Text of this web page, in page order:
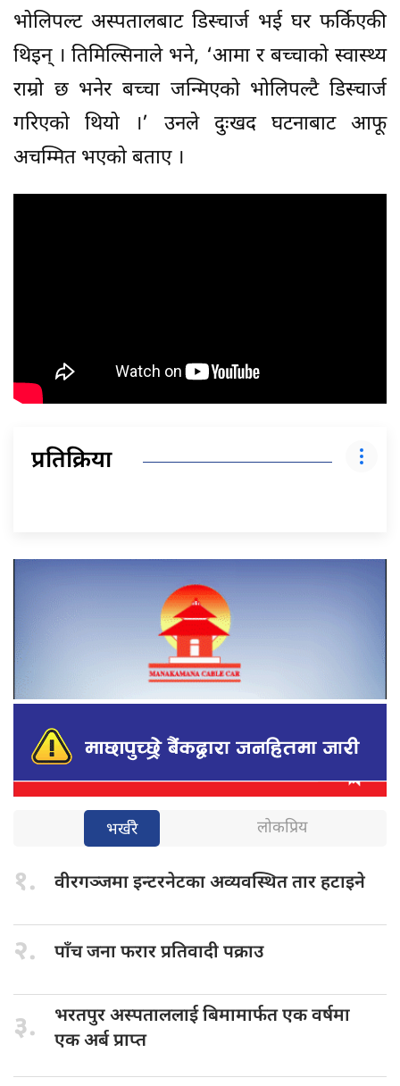
भोलिपल्ट अस्पतालबाट डिस्चार्ज भई घर फर्किएकी
थिइन् । तिमिल्सिनाले भने, ‘आमा र बच्चाको स्वास्थ्य
राम्रो छ भनेर बच्चा जन्मिएको भोलिपल्टै डिस्चार्ज
गरिएको थियो ।’ उनले दुःखद घटनाबाट आफू
अचम्मित भएको बताए ।
प्रतिक्रिया
भर्खरै लोकप्रिय
१. वीरगञ्जमा इन्टरनेटकाअव्यवस्थित तार हटाइने
२. पाँच जनाफरार प्रतिवादी पक्राउ
३. भरतपुर अस्पताललाईबिमामार्फत एक वर्षमा
एक अर्ब प्राप्त